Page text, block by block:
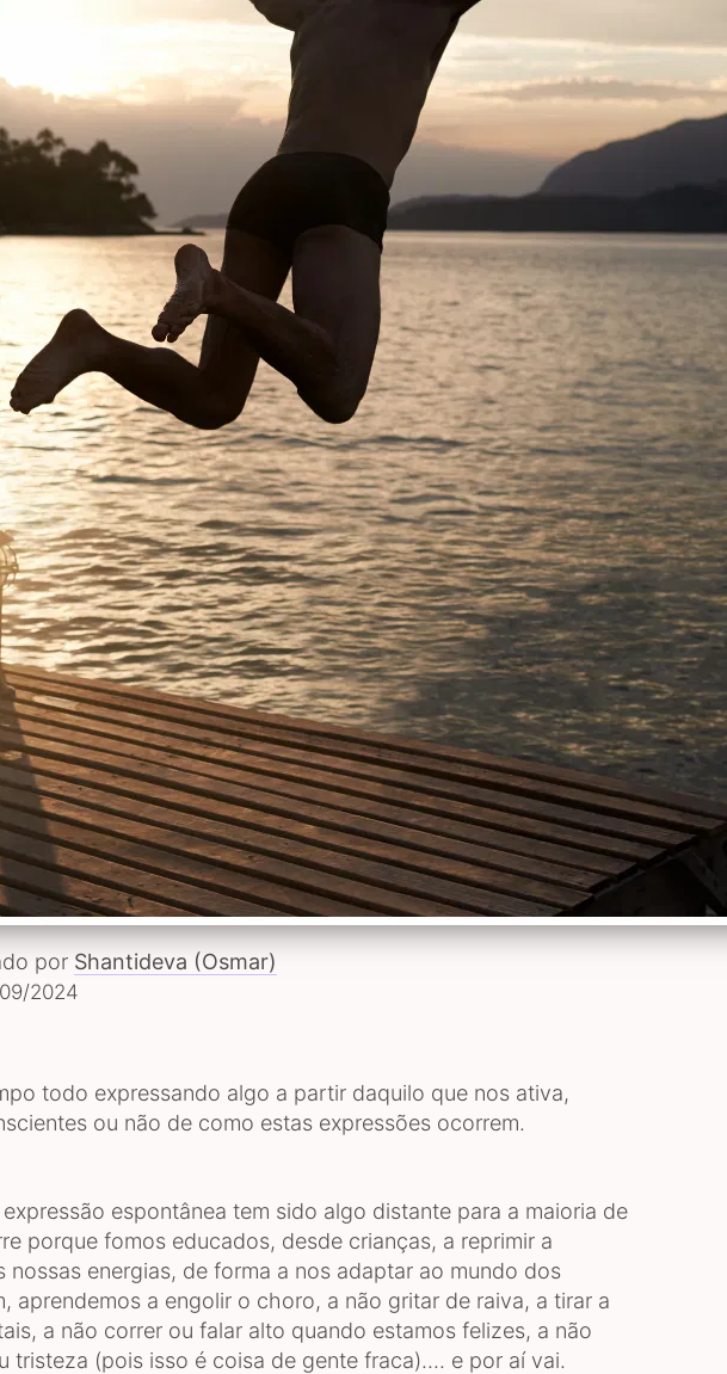
por Shantideva (Osmar)
2024
todo expressando algo a partir daquilo que nos ativa,
ou não de como estas expressões ocorrem.
espontânea tem sido algo distante para a maioria de
porque fomos educados, desde crianças, a reprimir a
nossas energias, de forma a nos adaptar ao mundo dos
aprendemos a engolir o choro, a não gritar de raiva, a tirar a
a não correr ou falar alto quando estamos felizes, a não
tristeza (pois isso é coisa de gente fraca).... e por aí vai.